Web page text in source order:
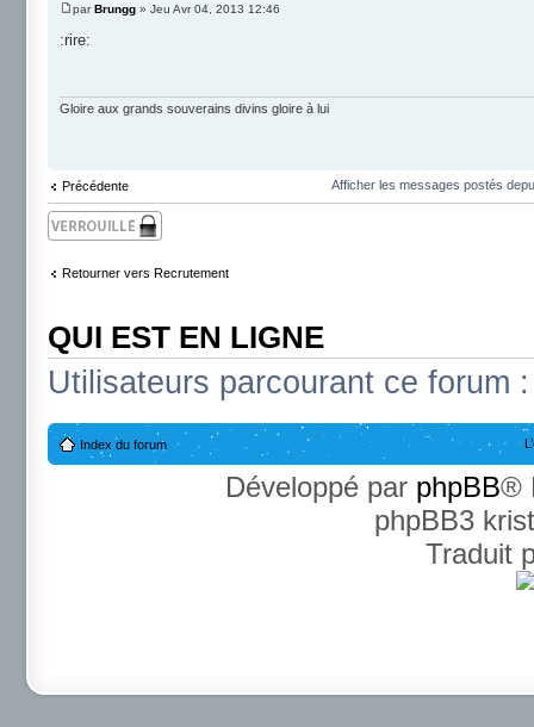
parBrungg » Jeu Avr 04, 2013 12:46
:rire:
Gloire aux grands souverains divins gloire à lui
Précédente Afficher les messages postés
Sujet verrouillé
Retourner vers Recrutement
QUI EST EN LIGNE
Utilisateurs parcourant ce forum
Index du forum
Développé par phpBB®
phpBB3
Traduit